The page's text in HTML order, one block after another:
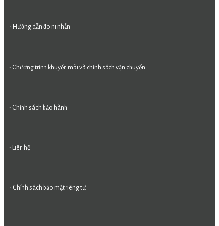
- Hướng dẫn đo ni nhẫn
- Chính sách bảo hành
- Chương trình khuyến mãi và chính sách vận chuyển
- Liên hệ
- Chính sách bảo mật riêng tư